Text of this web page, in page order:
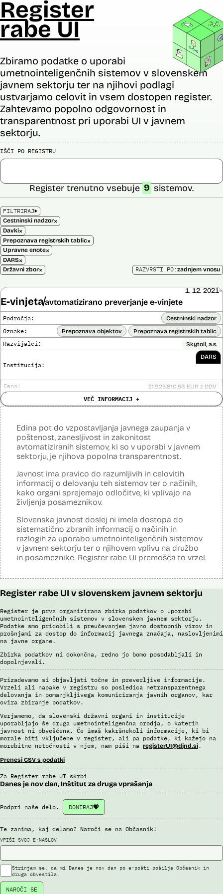
Register
rabe UI
Zbiramo podatke o uporabi
umetnointeligenčnih sistemov v slovenskem
javnem sektorju ter na njihovi podlagi
ustvarjamo celovit in vsem dostopen register.
Zahtevamo popolno odgovornost in
transparentnost pri uporabi UI v javnem
sektorju.
IŠČI PO REGISTRU
FILTRIRAJ
Cestninski nadzor×
Davki×
Prepoznava registrskih tablic×
Upravne enote×
DARS×
Državni zbor×
Register trenutno vsebuje 9 sistemov.
RAZVRSTI PO:zadnjem vnosu
E-vinjetaavtomatizirano preverjanje e-vinjete
1. 12. 2021–
Področja: Cestninski nadzor
Oznake: Prepoznava objektov Prepoznava registrskih tablic
Razvijalci: Skytoll, a.s.
Institucija:
DARS
Cena: 21.925.810,56 EUR z DDV
Analiza učinka na človekove pravice
opravljena:
Posodobljeno: 3. december 2024
E-vinjeta je sistem plačevanja cestnine za vožnjo po slovenskih
avtocestah z uporabo e-naslova in registrske številke vozila in
nadzora. Za izvajanje cestninskega nadzora upravljavec cest preko
cestninskega nadzora preverja, ali so potniki kupili e-vinjeto. Sistem
samodejno v realnem času prepoznava registrske tablice, države
registracije vozila, barve, znamke, modele in modelna leta, cestninski
razred in vrste vozil. Prepoznava poteka s pomočjo
umetnointeligenčnih sistemov optične prepoznave na podlagi
Viri:
Dosje javnega naročila
Odgovor na zahtevek za informacije javnega značaja
Pogodba za izdelavo sistema E-vinjeta
Potek procesa nadzora E-vinjet
VEČ INFORMACIJ +
Edina pot do vzpostavljanja javnega zaupanja v
poštenost, zanesljivost in zakonitost
avtomatiziranih sistemov, ki so v uporabi v javnem
sektorju, je njihova popolna transparentnost.
Javnost ima pravico do razumljivih in celovitih
informacij o delovanju teh sistemov ter o načinih,
kako organi sprejemajo odločitve, ki vplivajo na
življenja posameznikov.
Slovenska javnost doslej ni imela dostopa do
sistematično zbranih informacij o načinih in
razlogih za uporabo umetnointeligenčnih sistemov
v javnem sektorju ter o njihovem vplivu na družbo
in posameznike. Register rabe UI premošča to vrzel.
Register rabe UI v slovenskem javnem sektorju
Register je prva organizirana zbirka podatkov o uporabi
umetnointeligenčnih sistemov v slovenskem javnem sektorju.
Podatke smo pridobili s preučevanjem javno dostopnih virov in
prošnjami za dostop do informacij javnega značaja, naslovljenimi
na javne organe.
Zbirka podatkov ni dokončna, redno jo bomo posodabljali in
dopolnjevali.
Prizadevamo si objavljati točne in preverljive informacije.
Vrzeli ali napake v registru so posledica netransparentnega
delovanja in pomanjkljivega komuniciranja javnih organov, kar
ovira zbiranje podatkov.
Verjamemo, da slovenski državni organi in institucije
uporabljajo še druga umetnointeligenčna orodja, o katerih
javnost ni obveščena. Če imaš kakršnekoli informacije, ki bi
morale biti vključene v register, ali pa podatke, ki kažejo na
morebitne netočnosti v njem, nam piši na registerUI@djnd.si.
Prenesi CSV s podatki
Za Register rabe UI skrbi
Danes je nov dan, Inštitut za druga vprašanja
Podpri naše delo. DONIRAJ
Te zanima, kaj delamo? Naroči se na Občasnik!
VPIŠI SVOJ E-NASLOV
Strinjam se, da mi Danes je nov dan po e-pošti pošilja Občasnik in
druga obvestila.
NAROČI SE